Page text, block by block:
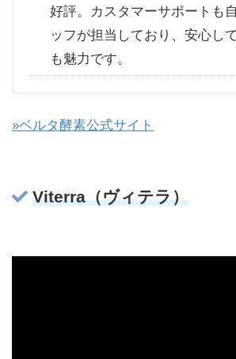
好評。カスタマーサポートも
ッフが担当しており、安心し
も魅力です。
»ベルタ酵素公式サイト
Viterra（ヴィテラ）